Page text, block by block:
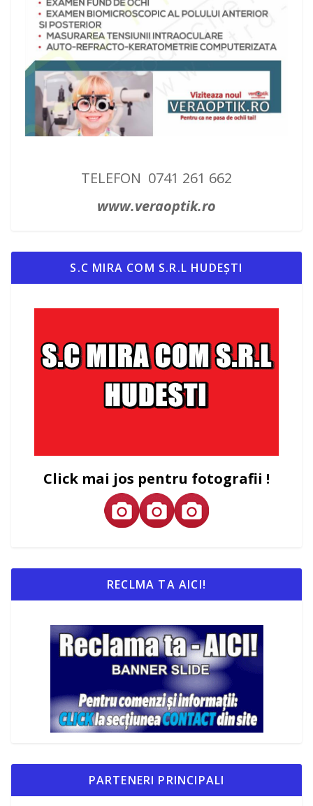
TELEFON 0741 261 662
www.veraoptik.ro
S.C MIRA COM S.R.L HUDEȘTI
Click mai jos pentru fotografii !
RECLMA TA AICI!
PARTENERI PRINCIPALI